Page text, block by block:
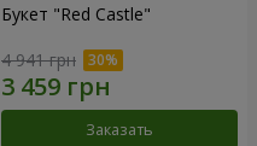
Букет "Red Castle"
4 941 грн
Заказать